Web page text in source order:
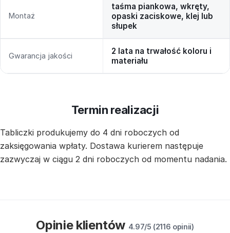
Montaż
taśma piankowa, wkręty,
opaski zaciskowe, klej lub
słupek
Gwarancja jakości
2 lata na trwałość koloru i
materiału
Termin realizacji
Tabliczki produkujemy do 4 dni roboczych od
zaksięgowania wpłaty. Dostawa kurierem następuje
zazwyczaj w ciągu 2 dni roboczych od momentu nadania.
Opinie klientów 4.97/5 (2116 opinii)